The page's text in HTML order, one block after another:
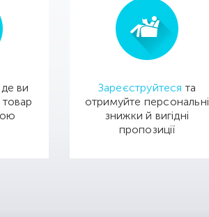
ви
Зареєструйтеся та
отримуйте персональні
знижки й вигідні
пропозиції